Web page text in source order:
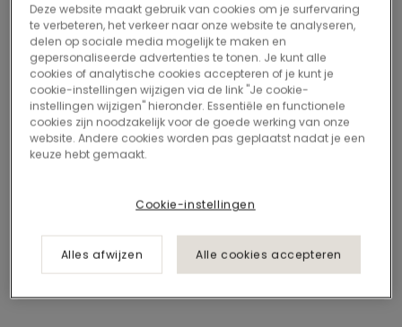
Deze website maakt gebruik van cookies om je surfervaring
te verbeteren, het verkeer naar onze website te analyseren,
delen op sociale media mogelijk te maken en
gepersonaliseerde advertenties te tonen. Je kunt alle
cookies of analytische cookies accepteren of je kunt je
cookie-instellingen wijzigen via de link "Je cookie-
instellingen wijzigen" hieronder. Essentiële en functionele
cookies zijn noodzakelijk voor de goede werking van onze
website. Andere cookies worden pas geplaatst nadat je een
keuze hebt gemaakt.
Cookie-instellingen
Alles afwijzen Alle cookies accepteren